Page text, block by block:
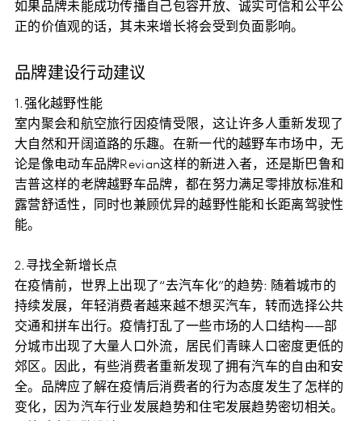
如果品牌未能成功传播自己包容开放、诚实可信和公平公
正的价值观的话，其未来增长将会受到负面影响。
品牌建设行动建议
1.强化越野性能
室内聚会和航空旅行因疫情受限，这让许多人重新发现了
大自然和开阔道路的乐趣。在新一代的越野车市场中，无
论是像电动车品牌Revian这样的新进入者，还是斯巴鲁和
吉普这样的老牌越野车品牌，都在努力满足零排放标准和
露营舒适性，同时也兼顾优异的越野性能和长距离驾驶性
能。
2.寻找全新增长点
在疫情前，世界上出现了“去汽车化”的趋势: 随着城市的
持续发展，年轻消费者越来越不想买汽车，转而选择公共
交通和拼车出行。疫情打乱了一些市场的人口结构——部
分城市出现了大量人口外流，居民们青睐人口密度更低的
郊区。因此，有些消费者重新发现了拥有汽车的自由和安
全。品牌应了解在疫情后消费者的行为态度发生了怎样的
变化，因为汽车行业发展趋势和住宅发展趋势密切相关。